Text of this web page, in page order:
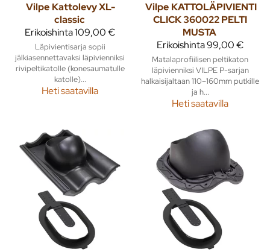
Vilpe Kattolevy XL-
classic
Erikoishinta109,00 €
Läpivientisarja sopii
jälkiasennettavaksi läpivienniksi
rivipeltikatolle (konesaumatulle
katolle)...
Heti saatavilla
Vilpe KATTOLÄPIVIENTI
CLICK 360022 PELTI
MUSTA
Erikoishinta99,00 €
Matalaprofiilisen peltikaton
läpivienniksi VILPE P-sarjan
halkaisijaltaan 110–160mm putkille
ja h...
Heti saatavilla